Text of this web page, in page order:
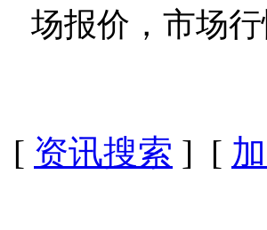
场报价，市场
[ 资讯搜索 ] [